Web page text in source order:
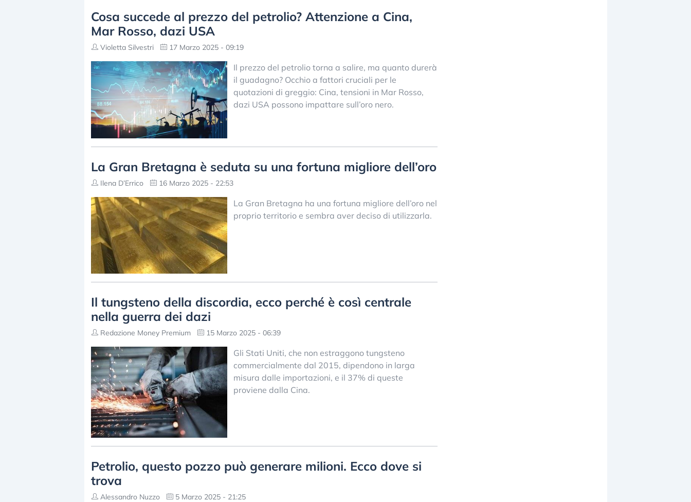
Cosa succede al prezzo del petrolio? Attenzione a Cina,
Mar Rosso, dazi USA
Violetta Silvestri 17 Marzo 2025 - 09:19
Il prezzo del petrolio torna a salire, ma quanto durerà
il guadagno? Occhio a fattori cruciali per le
quotazioni di greggio: Cina, tensioni in Mar Rosso,
dazi USA possono impattare sull’oro nero.
La Gran Bretagna è seduta su una fortuna migliore dell’oro
Ilena D’Errico 16 Marzo 2025 - 22:53
La Gran Bretagna ha una fortuna migliore dell’oro nel
proprio territorio e sembra aver deciso di utilizzarla.
Il tungsteno della discordia, ecco perché è così centrale
nella guerra dei dazi
Redazione Money Premium 15 Marzo 2025 - 06:39
Gli Stati Uniti, che non estraggono tungsteno
commercialmente dal 2015, dipendono in larga
misura dalle importazioni, e il 37% di queste
proviene dalla Cina.
Petrolio, questo pozzo può generare milioni. Ecco dove si
trova
Alessandro Nuzzo 5 Marzo 2025 - 21:25